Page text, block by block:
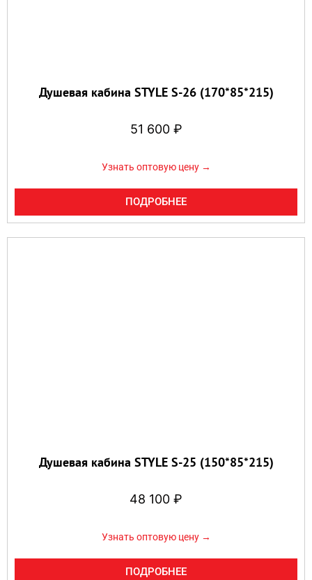
Душевая кабина STYLE S-26 (170*85*215)
51 600 ₽
Узнать оптовую цену →
ПОДРОБНЕЕ
Душевая кабина STYLE S-25 (150*85*215)
48 100 ₽
Узнать оптовую цену →
ПОДРОБНЕЕ